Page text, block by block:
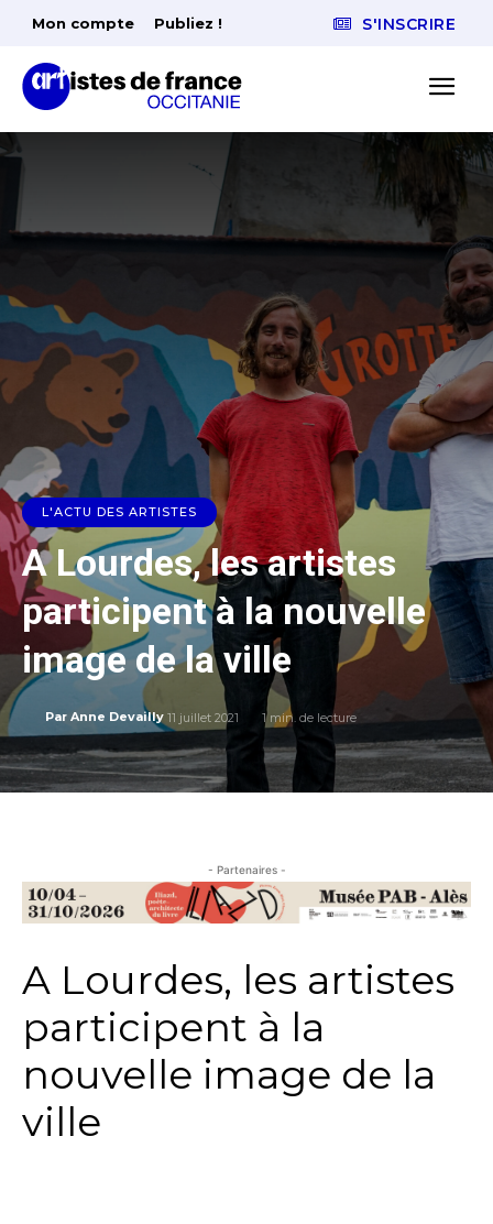
Mon compte Publiez ! S'INSCRIRE
L'ACTU DES ARTISTES
A Lourdes, les artistes
participent à la nouvelle
image de la ville
Par Anne Devailly 11 juillet 2021 1min. de lecture
- Partenaires -
A Lourdes, les artistes
participent à la
nouvelle image de la
ville